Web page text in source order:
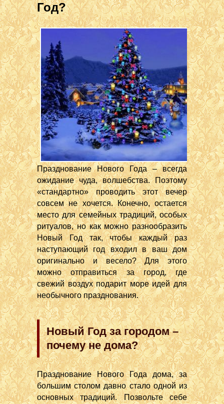
Год?
Празднование Нового Года – всегда
ожидание чуда, волшебства. Поэтому
«стандартно» проводить этот вечер
совсем не хочется. Конечно, остается
место для семейных традиций, особых
ритуалов, но как можно разнообразить
Новый Год так, чтобы каждый раз
наступающий год входил в ваш дом
оригинально и весело? Для этого
можно отправиться за город, где
свежий воздух подарит море идей для
необычного празднования.
Новый Год за городом –
почему не дома?
Празднование Нового Года дома, за
большим столом давно стало одной из
основных традиций. Позвольте себе